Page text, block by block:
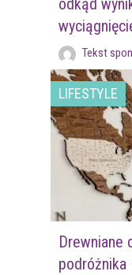
odkąd
Tekst
LIFESTYLE
Drewniane
podróżnika